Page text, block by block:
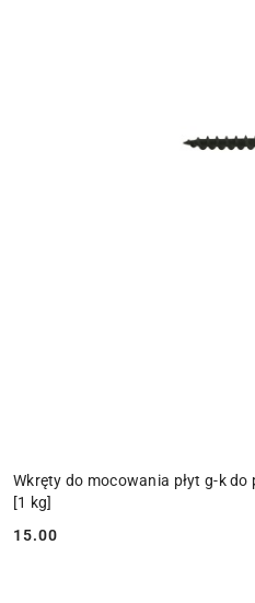
Wkręty do mocowania płyt g-k
[1 kg]
Cena:
15.00